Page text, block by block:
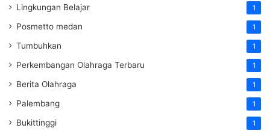
Lingkungan Belajar 1
Posmetto medan 1
Tumbuhkan 1
Perkembangan Olahraga Terbaru 1
Berita Olahraga 1
Palembang 1
Bukittinggi 1